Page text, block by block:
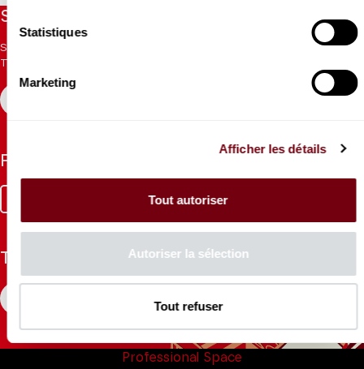
Statistiques
Marketing
Afficher les détails
Tout autoriser
Autoriser la sélection
Tout refuser
Stay informed
Sign up for the newsletter to receive updates from the
Theatre.
Follow us
YoutubeLinkedin
Professional Space